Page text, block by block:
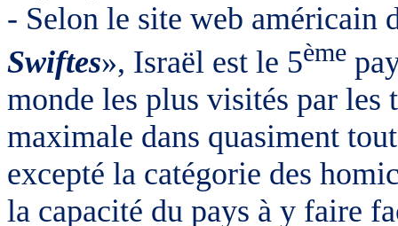
- Selon le site web américain
Swiftes», Israël est le 5ème
monde les plus visités par
maximale dans quasiment
excepté la catégorie des
la capacité du pays à y faire